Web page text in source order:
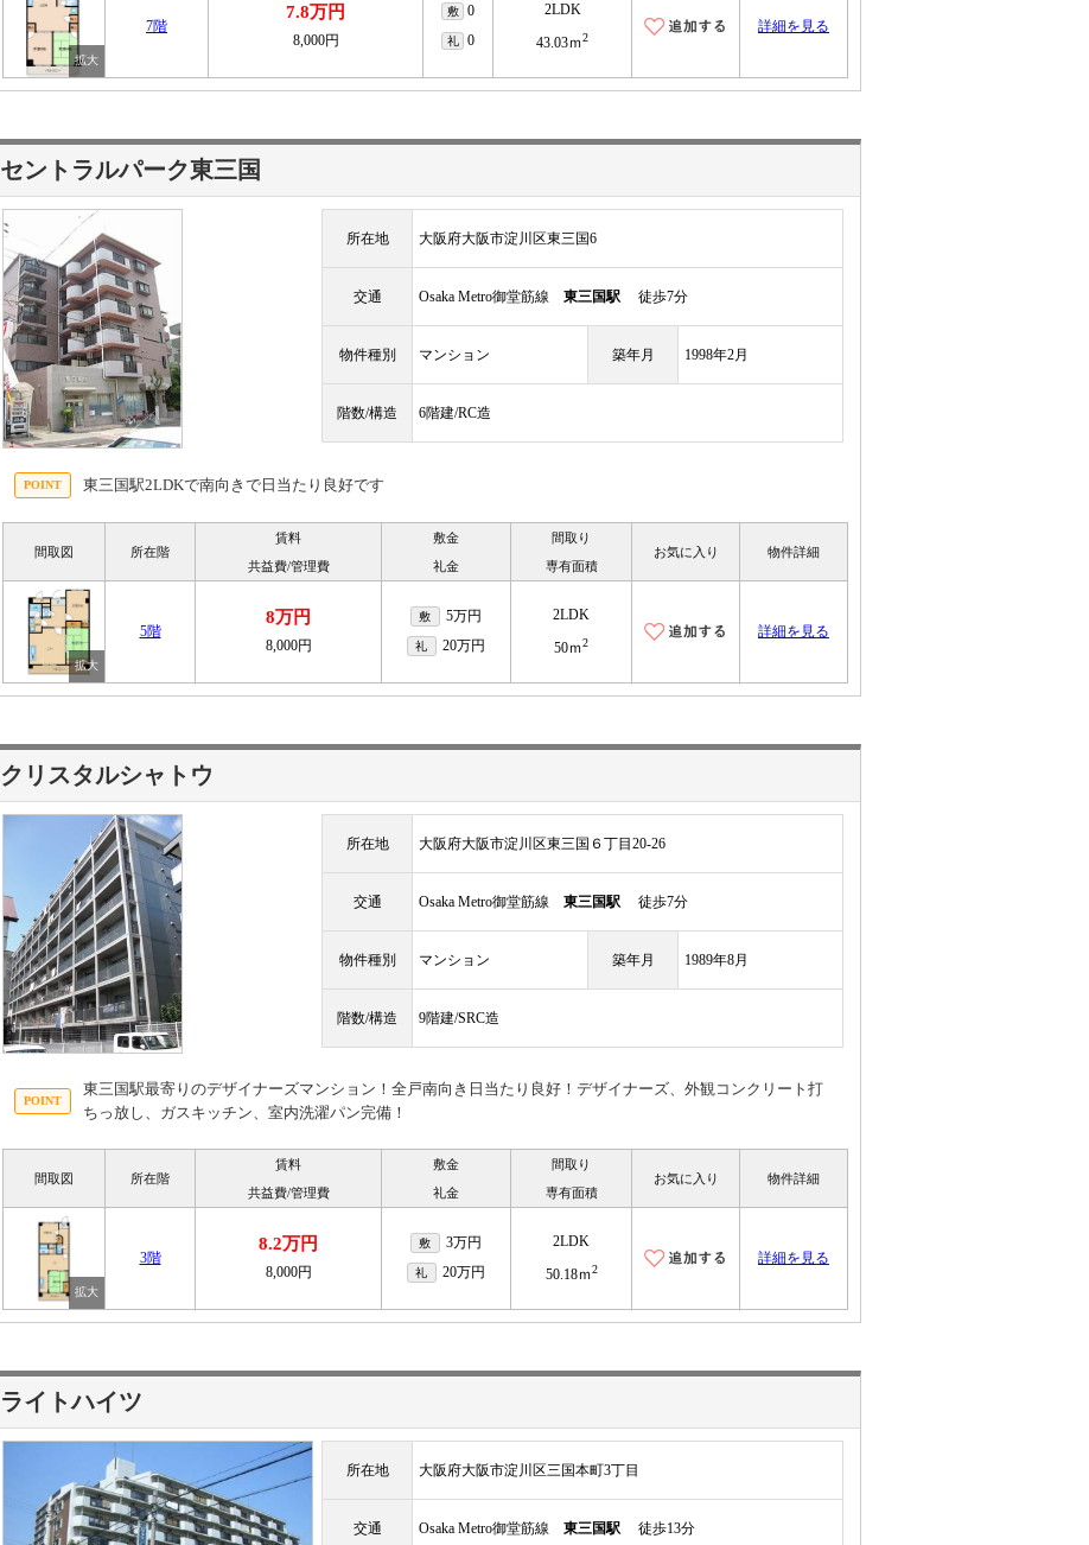
7階
7.8万円
8,000円
敷 0
礼 0
2LDK
43.03ｍ2
詳細を見る
セントラルパーク東三国
所在地 大阪府大阪市淀川区東三国6
交通 Osaka Metro御堂筋線 東三国駅 徒歩7分
物件種別 マンション 築年月 1998年2月
階数/構造 6階建/RC造
東三国駅2LDKで南向きで日当たり良好です
間取図 所在階
賃料
共益費/管理費
敷金
礼金
間取り
専有面積
お気に入り 物件詳細
5階
8万円
8,000円
敷 5万円
礼 20万円
2LDK
50ｍ2
詳細を見る
クリスタルシャトウ
所在地 大阪府大阪市淀川区東三国６丁目20-26
交通 Osaka Metro御堂筋線 東三国駅 徒歩7分
物件種別 マンション 築年月 1989年8月
階数/構造 9階建/SRC造
東三国駅最寄りのデザイナーズマンション！全戸南向き日当たり良好！デザイナーズ、外観コンクリート打
ちっ放し、ガスキッチン、室内洗濯パン完備！
間取図 所在階
賃料
共益費/管理費
敷金
礼金
間取り
専有面積
お気に入り 物件詳細
3階
8.2万円
8,000円
敷 3万円
礼 20万円
2LDK
50.18ｍ2
詳細を見る
ライトハイツ
所在地 大阪府大阪市淀川区三国本町3丁目
交通 Osaka Metro御堂筋線 東三国駅 徒歩13分